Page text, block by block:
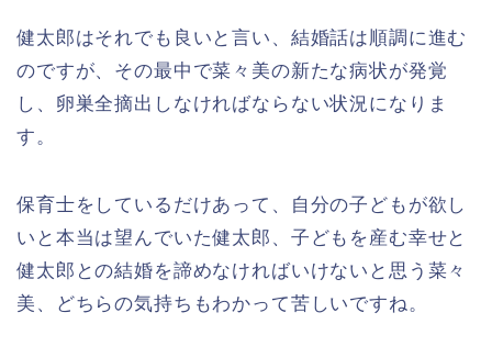
健太郎はそれでも良いと言い、結婚話は順調に進む
のですが、その最中で菜々美の新たな病状が発覚
し、卵巣全摘出しなければならない状況になりま
す。
保育士をしているだけあって、自分の子どもが欲し
いと本当は望んでいた健太郎、子どもを産む幸せと
健太郎との結婚を諦めなければいけないと思う菜々
美、どちらの気持ちもわかって苦しいですね。